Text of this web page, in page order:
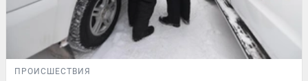
ПРОИСШЕСТВИЯ